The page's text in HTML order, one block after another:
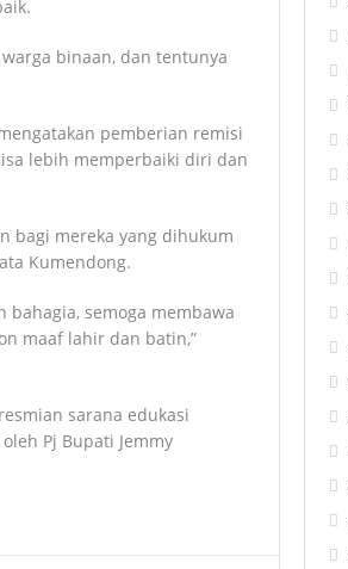
binaan, dan tentunya
pemberian remisi
lebih memperbaiki diri dan
bagi mereka yang dihukum
Kumendong.
semoga membawa
maaf lahir dan batin,”
sarana edukasi
Pj Bupati Jemmy